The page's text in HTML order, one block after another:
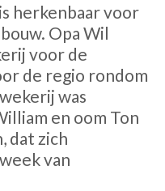
herkenbaar voor
Opa Wil
voor de
de regio rondom
was
en oom Ton
dat zich
van